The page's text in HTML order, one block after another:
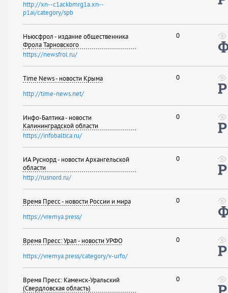
http://xn--c1ackbmrg1a.xn--
p1ai/category/spb
Ньюсфрол - издание общественника
Фрола Тарновского
https://newsfrol.ru/
0
Time News - новости Крыма
http://time-news.net/
0
Инфо-Балтика - новости
Калининградской области
https://infobaltica.ru/
0
ИА Руснорд - новости Архангельской
области
http://rusnord.ru/
0
Время Пресс - новости России и мира
https://vremya.press/
0
Время Пресс: Урал - новости УРФО
https://vremya.press/category/v-urfo/
0
Время Пресс: Каменск-Уральский
(Свердловская область)
0